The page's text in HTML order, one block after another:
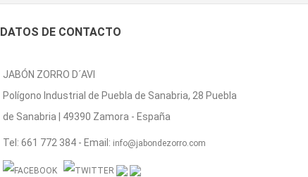
DATOS DE CONTACTO
JABÓN ZORRO D´AVI
Polígono Industrial de Puebla de Sanabria, 28 Puebla
de Sanabria | 49390 Zamora - España
Tel: 661 772 384 - Email: info@jabondezorro.com